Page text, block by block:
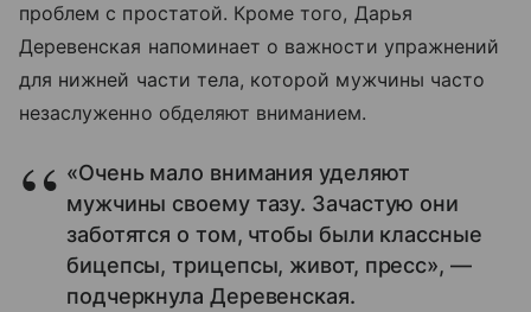
проблем с простатой. Кроме того, Дарья
Деревенская напоминает о важности упражнений
для нижней части тела, которой мужчины часто
незаслуженно обделяют вниманием.
«Очень мало внимания уделяют
мужчины своему тазу. Зачастую они
заботятся о том, чтобы были классные
бицепсы, трицепсы, живот, пресс», —
подчеркнула Деревенская.